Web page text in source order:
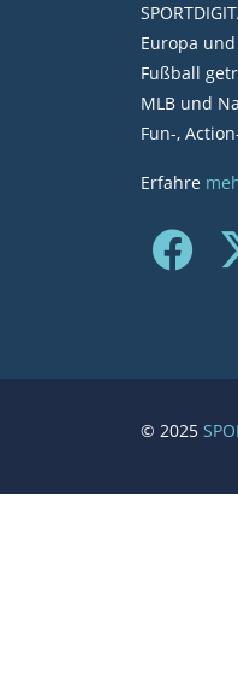
Europa
Fußball
MLB und
Fun-,
Erfahre
© 2025